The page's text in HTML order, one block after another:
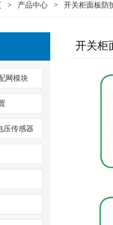
> 产品中心 > 开关柜面板防
网模块
压传感器
开关柜